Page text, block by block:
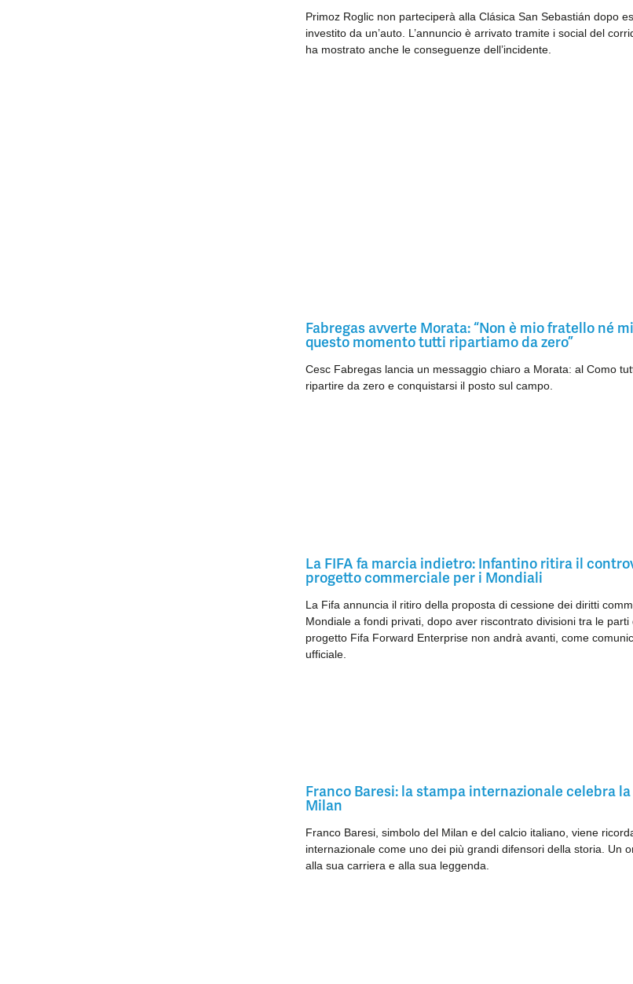
Primoz Roglic non parteciperà alla Clásica San Sebastián dopo
investito da un’auto. L’annuncio è arrivato tramite i social del
ha mostrato anche le conseguenze dell’incidente.
Fabregas avverte Morata: “Non è mio fratello né
questo momento tutti ripartiamo da zero”
Cesc Fabregas lancia un messaggio chiaro a Morata: al Como
ripartire da zero e conquistarsi il posto sul campo.
La FIFA fa marcia indietro: Infantino ritira il
progetto commerciale per i Mondiali
La Fifa annuncia il ritiro della proposta di cessione dei diritti
Mondiale a fondi privati, dopo aver riscontrato divisioni tra le parti
progetto Fifa Forward Enterprise non andrà avanti, come
ufficiale.
Franco Baresi: la stampa internazionale celebra
Milan
Franco Baresi, simbolo del Milan e del calcio italiano, viene
internazionale come uno dei più grandi difensori della storia. Un
alla sua carriera e alla sua leggenda.